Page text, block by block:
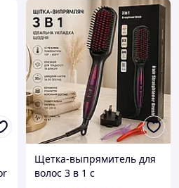
Щетка-выпрямитель для
волос 3 в 1 с